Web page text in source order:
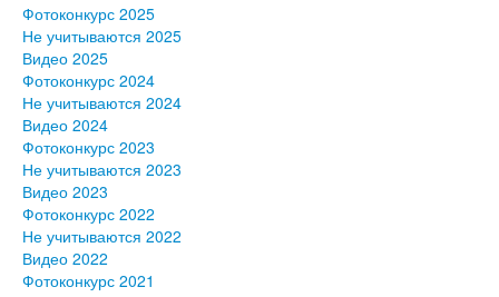
Фотоконкурс 2025
Не учитываются 2025
Видео 2025
Фотоконкурс 2024
Не учитываются 2024
Видео 2024
Фотоконкурс 2023
Не учитываются 2023
Видео 2023
Фотоконкурс 2022
Не учитываются 2022
Видео 2022
Фотоконкурс 2021